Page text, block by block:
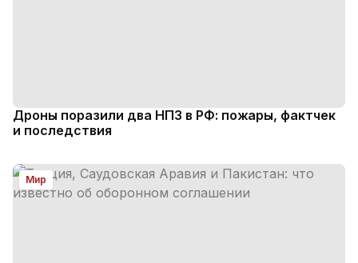
Дроны поразили два НПЗ в РФ: пожары, фактчек
и последствия
Мир